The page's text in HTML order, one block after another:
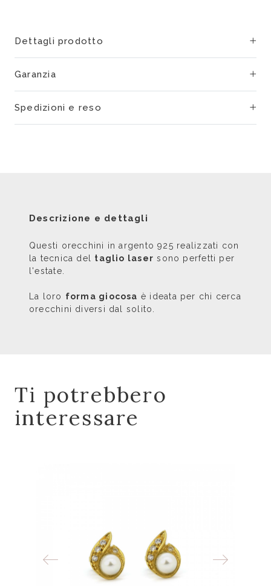
Dettagli prodotto
Garanzia
Spedizioni e reso
Descrizione e dettagli
Questi orecchini in argento 925 realizzati con
la tecnica del taglio laser sono perfetti per
l'estate.
La loro forma giocosa è ideata per chi cerca
orecchini diversi dal solito.
Ti potrebbero
interessare